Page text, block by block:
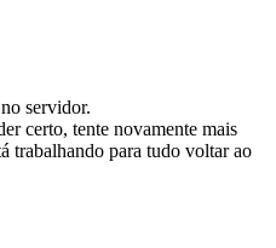
servidor.
certo, tente novamente mais
trabalhando para tudo voltar ao